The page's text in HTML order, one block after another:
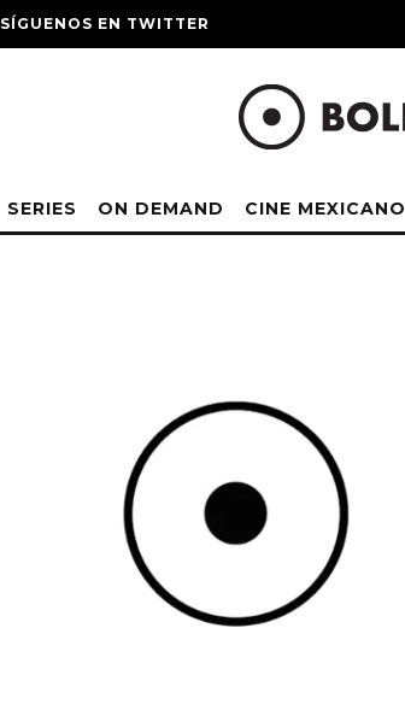
SÍGUENOS EN TWITTER
SERIES ON DEMAND CINE MEXICANO